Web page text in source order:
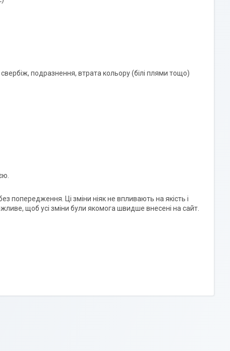
свербіж, подразнення, втрата кольору (білі плями тощо)
попередження. Ці зміни ніяк не впливають на якість і
щоб усі зміни були якомога швидше внесені на сайт.